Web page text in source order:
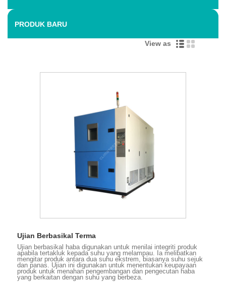
PRODUK BARU
View as
Ujian Berbasikal Terma
Ujian berbasikal haba digunakan untuk menilai integriti produk
apabila tertakluk kepada suhu yang melampau. Ia melibatkan
mengitar produk antara dua suhu ekstrem, biasanya suhu sejuk
dan panas. Ujian ini digunakan untuk menentukan keupayaan
produk untuk menahan pengembangan dan pengecutan haba
yang berkaitan dengan suhu yang berbeza.